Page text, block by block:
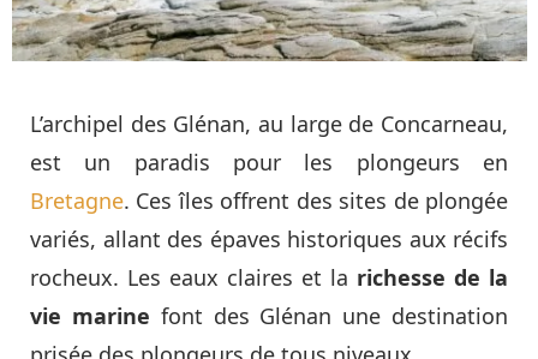
L’archipel des Glénan, au large de Concarneau,
est un paradis pour les plongeurs en
Bretagne. Ces îles offrent des sites de plongée
variés, allant des épaves historiques aux récifs
rocheux. Les eaux claires et la richesse de la
vie marine font des Glénan une destination